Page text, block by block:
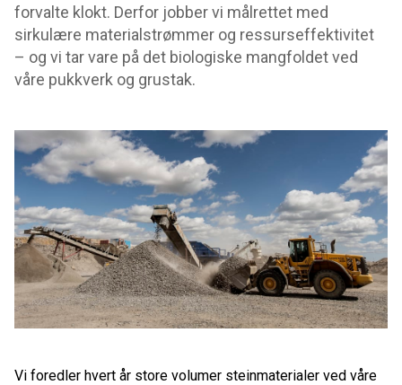
forvalte klokt. Derfor jobber vi målrettet med
sirkulære materialstrømmer og ressurseffektivitet
– og vi tar vare på det biologiske mangfoldet ved
våre pukkverk og grustak.
Vi foredler hvert år store volumer steinmaterialer ved våre